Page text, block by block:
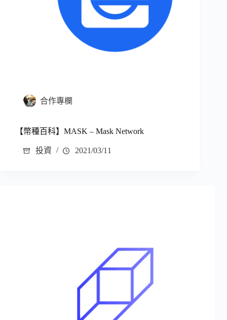
合作專欄
【幣種百科】MASK – Mask Network
投資 2021/03/11